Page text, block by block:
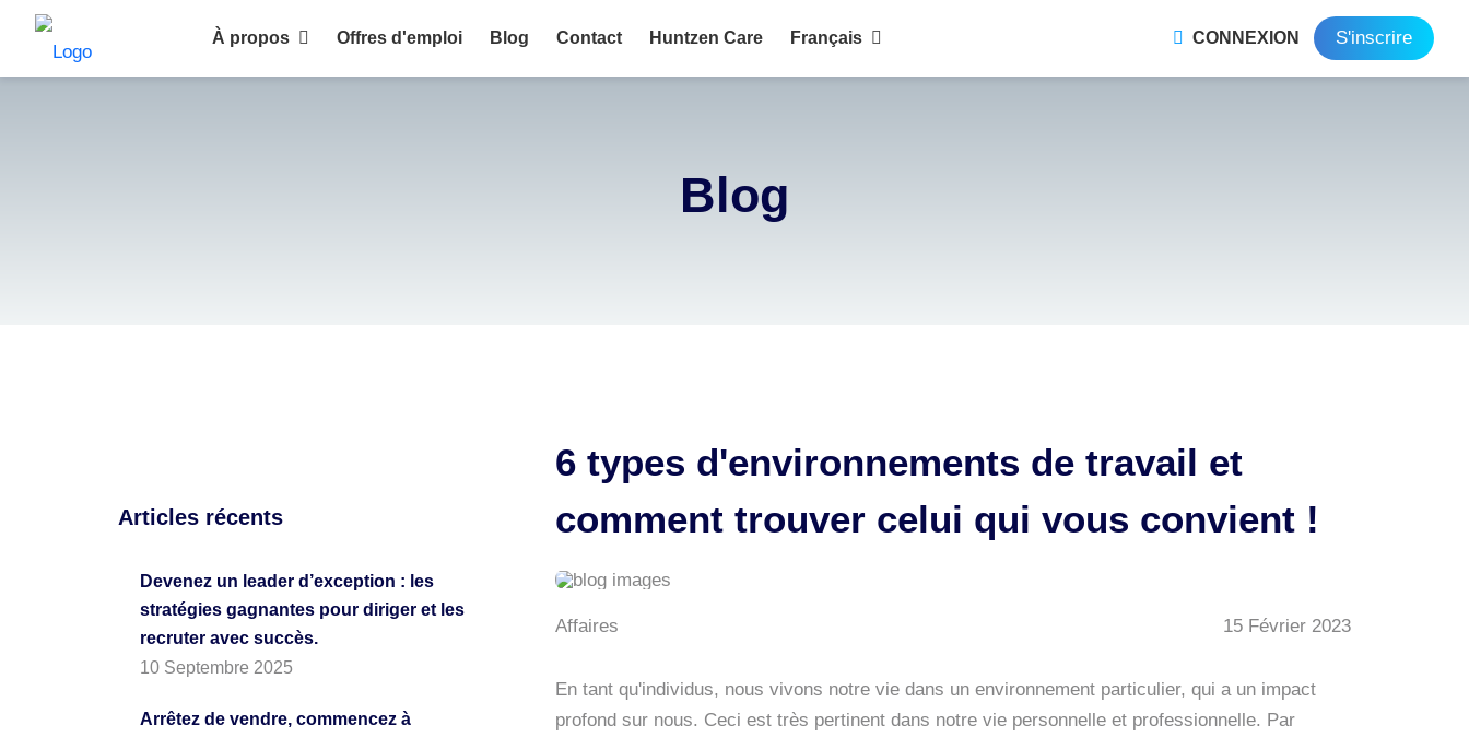
À propos Offres d'emploi Blog Contact Huntzen Care Français CONNEXION S'inscrire
Blog
Articles récents
Devenez un leader d’exception : les
stratégies gagnantes pour diriger et les
recruter avec succès.
10 Septembre 2025
Arrêtez de vendre, commencez à
6 types d'environnements de travail et
comment trouver celui qui vous convient !
Affaires 15 Février 2023
En tant qu'individus, nous vivons notre vie dans un environnement particulier, qui a un impact
profond sur nous. Ceci est très pertinent dans notre vie personnelle et professionnelle. Par